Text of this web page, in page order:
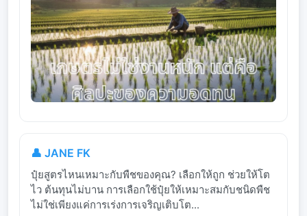
👤 JANE FK
ปุ๋ยสูตรไหนเหมาะกับพืชของคุณ? เลือกให้ถูก ช่วยให้โต
ไว ต้นทุนไม่บาน การเลือกใช้ปุ๋ยให้เหมาะสมกับชนิดพืช
ไม่ใช่เพียงแค่การเร่งการเจริญเติบโต...